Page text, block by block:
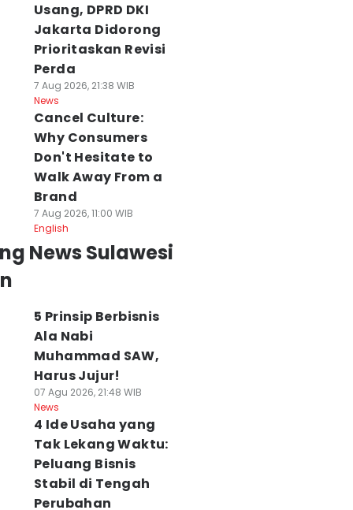
Usang, DPRD DKI
Jakarta Didorong
Prioritaskan Revisi
Perda
7 Aug 2026, 21:38 WIB
News
Cancel Culture:
Why Consumers
Don't Hesitate to
Walk Away From a
Brand
7 Aug 2026, 11:00 WIB
English
News Sulawesi
5 Prinsip Berbisnis
Ala Nabi
Muhammad SAW,
Harus Jujur!
07 Agu 2026, 21:48 WIB
News
4 Ide Usaha yang
Tak Lekang Waktu:
Peluang Bisnis
Stabil di Tengah
Perubahan